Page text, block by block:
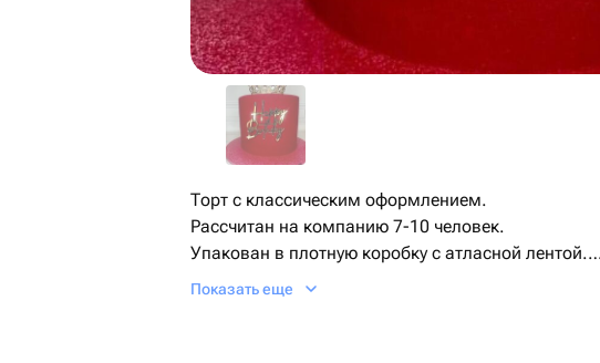
Торт с классическим оформлением.
Рассчитан на компанию 7-10 человек.
Упакован в плотную коробку с атласной лентой.
Срок хранения 72 часа при температуре
Показать еще